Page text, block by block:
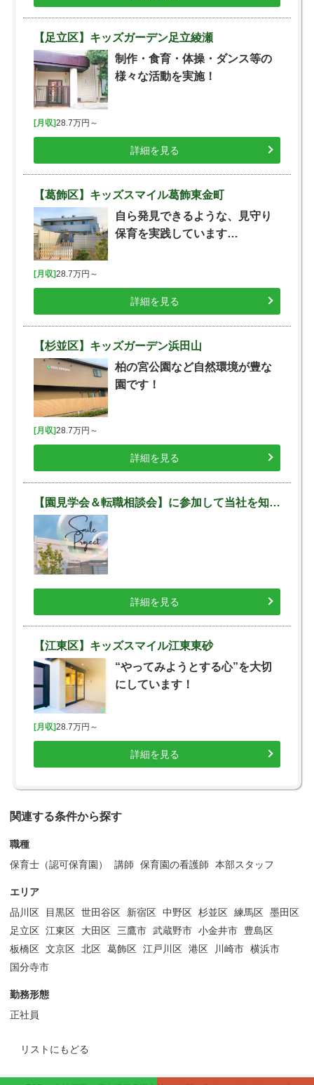
【足立区】キッズガーデン足立綾瀬
制作・食育・体操・ダンス等の
様々な活動を実施！
[月収]28.7万円～
詳細を見る
【葛飾区】キッズスマイル葛飾東金町
自ら発見できるような、見守り
保育を実践しています…
[月収]28.7万円～
詳細を見る
【杉並区】キッズガーデン浜田山
柏の宮公園など自然環境が豊な
園です！
[月収]28.7万円～
詳細を見る
【園見学会＆転職相談会】に参加して当社を知ろう♪
詳細を見る
【江東区】キッズスマイル江東東砂
“やってみようとする心”を大切
にしています！
[月収]28.7万円～
詳細を見る
関連する条件から探す
職種
保育士（認可保育園）
講師 保育園の看護師 本部スタッフ
エリア
品川区
目黒区 世田谷区 新宿区 中野区 杉並区 練馬区 墨田区
足立区 江東区 大田区 三鷹市 武蔵野市 小金井市
豊島区
板橋区 文京区 北区 葛飾区 江戸川区 港区 川崎市 横浜市
国分寺市
勤務形態
正社員
リストにもどる